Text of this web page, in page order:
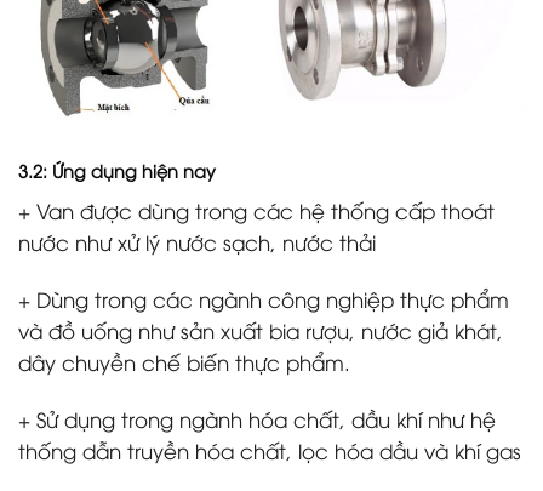
3.2: Ứng dụng hiện nay
+ Van được dùng trong các hệ thống cấp thoát
nước như xử lý nước sạch, nước thải
+ Dùng trong các ngành công nghiệp thực phẩm
và đồ uống như sản xuất bia rượu, nước giả khát,
dây chuyền chế biến thực phẩm.
+ Sử dụng trong ngành hóa chất, dầu khí như hệ
thống dẫn truyền hóa chất, lọc hóa dầu và khí gas